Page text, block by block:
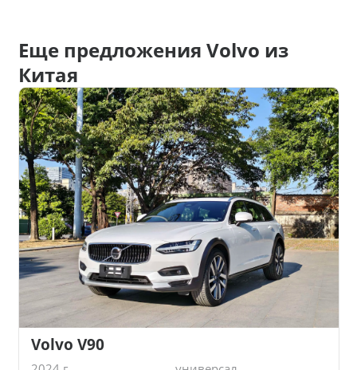
Еще предложения Volvo из
Китая
Volvo V90